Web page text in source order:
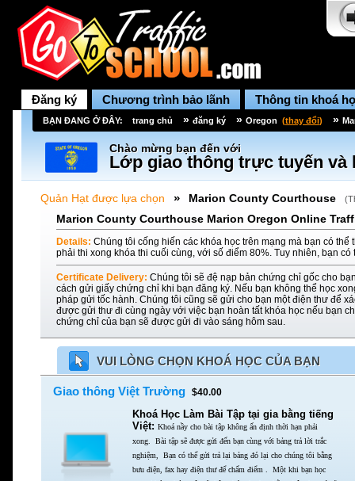
Đăng ký Chương trình bảo lãnh Thông tin khoá
BẠN ĐANG Ở ĐÂY: trang chủ » đăng ký » Oregon (thay đổi) »
Chào mừng bạn đến với
Lớp giao thông trực tuyến và
Quản Hạt được lựa chọn » Marion County Courthouse (
Marion County Courthouse Marion Oregon Online
Details: Chúng tôi cống hiến các khóa học trên mạng mà bạn có
phải thi xong khóa thi cuối cùng, với số điểm 80%. Tuy nhiên, bạn
Certificate Delivery: Chúng tôi sẽ đệ nạp bản chứng chỉ gốc cho
cách gửi giấy chứng chỉ khi bạn đăng ký. Nếu bạn không thể học
pháp gửi tốc hành. Chúng tôi cũng sẽ gửi cho bạn một điện thư để
được gửi thư đi cùng ngày với việc bạn hoàn tất khóa học nếu bạn
chứng chỉ của bạn sẽ được gửi đi vào sáng hôm sau.
VUI LÒNG CHỌN KHOÁ HỌC CỦA BẠN
Giao thông Việt Trường $40.00
Khoá Học Làm Bài Tập tại gia bằng tiếng
Việt: Khoá nầy cho bài tập không ấn định thời hạn phải
xong. Bài tập sẽ được gửi đến bạn cùng với bảng trả lời trắc
nghiệm, Bạn có thể gửi trả lại bảng đó lại cho chúng tôi bằng
bưu điện, fax hay điện thư để chấm điểm . Một khi bạn học